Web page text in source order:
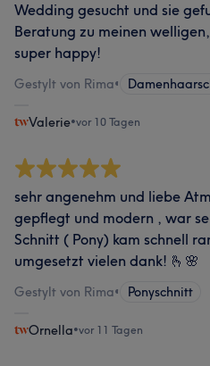
Wedding gesucht und sie
Beratung zu meinen
super happy!
Gestylt von Rima•
Valerie•vor 10 Tagen
sehr angenehm und liebe
gepflegt und modern , war
Schnitt ( Pony) kam schnell
umgesetzt vielen dank! 🫰🌸
Gestylt von Rima• Ponyschnitt
Ornella•vor 11 Tagen